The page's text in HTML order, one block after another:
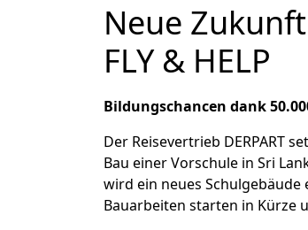
Neue
FLY & HELP
Bildungschancen dank
Der Reisevertrieb DERPART
Bau einer Vorschule in Sri
wird ein neues
Bauarbeiten starten in Kürze